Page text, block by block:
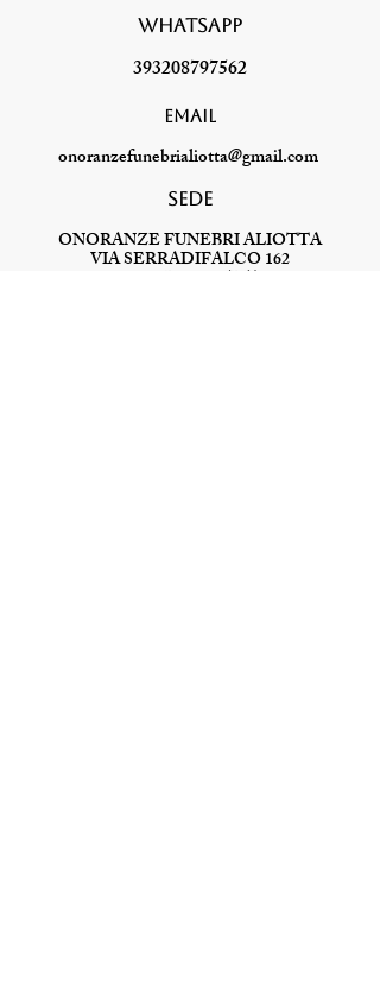
WhatsApp
393208797562
Email
onoranzefunebrialiotta@gmail.com
SEDE
ONORANZE FUNEBRI ALIOTTA
VIA SERRADIFALCO 162
90145 Palermo (PA)